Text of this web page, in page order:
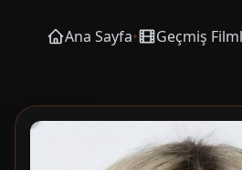
Ana Sayfa• Geçmiş